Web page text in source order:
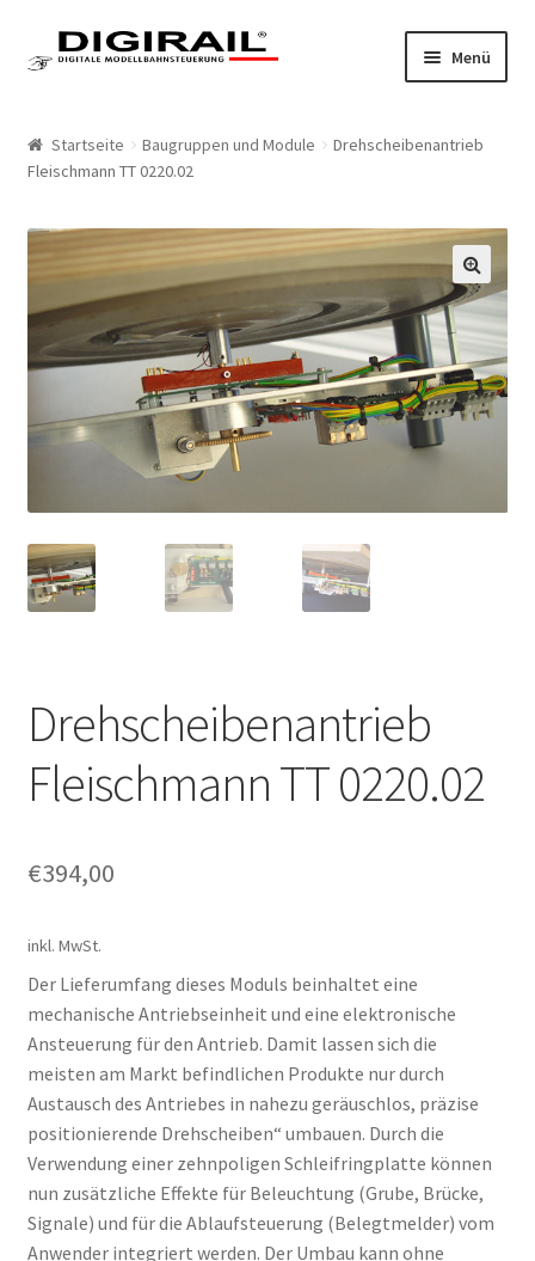
Zur Navigation springen
Springe zum Inhalt Menü
Produkte
LokLift System
LokLift
LokLift 2
Bestellliste
Kontakt
Startseite Baugruppen und Module
Drehscheibenantrieb
Fleischmann TT 0220.02
🔍
Drehscheibenantrieb
Fleischmann TT 0220.02
€394,00
inkl. MwSt.
Der Lieferumfang dieses Moduls beinhaltet eine
mechanische Antriebseinheit und eine elektronische
Ansteuerung für den Antrieb. Damit lassen sich die
meisten am Markt befindlichen Produkte nur durch
Austausch des Antriebes in nahezu geräuschlos, präzise
positionierende Drehscheiben“ umbauen. Durch die
Verwendung einer zehnpoligen Schleifringplatte können
nun zusätzliche Effekte für Beleuchtung (Grube, Brücke,
Signale) und für die Ablaufsteuerung (Belegtmelder) vom
Anwender integriert werden. Der Umbau kann ohne